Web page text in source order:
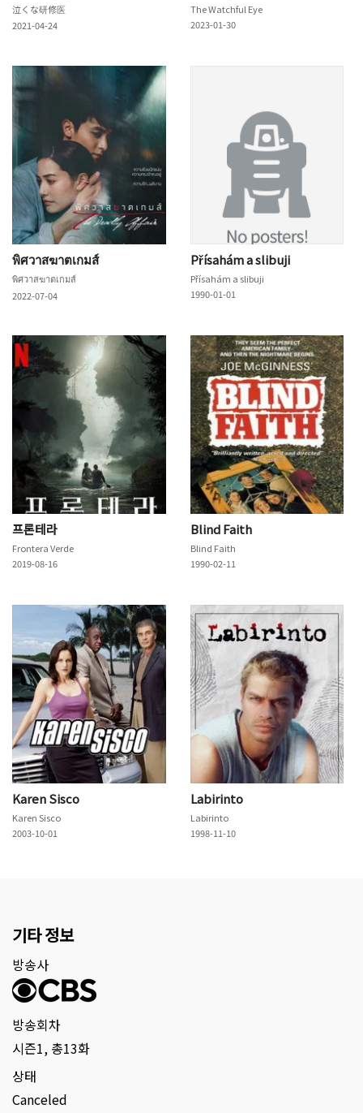
泣くな研修医
2021-04-24
The Watchful Eye
2023-01-30
พิศวาสฆาตเกมส์
พิศวาสฆาตเกมส์
2022-07-04
Přísahám a slibuji
Přísahám a slibuji
1990-01-01
프론테라
Frontera Verde
2019-08-16
Blind Faith
Blind Faith
1990-02-11
Karen Sisco
Karen Sisco
2003-10-01
Labirinto
Labirinto
1998-11-10
기타 정보
방송사
방송회차
시즌1, 총13화
상태
Canceled